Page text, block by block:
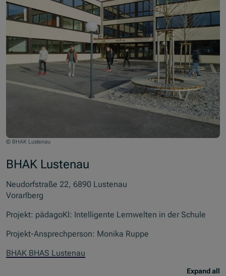
© BHAK Lustenau
BHAK Lustenau
Neudorfstraße 22, 6890 Lustenau
Vorarlberg
Projekt: pädagoKI: Intelligente Lernwelten in der Schule
Projekt-Ansprechperson: Monika Ruppe
BHAK BHAS Lustenau
Expand all